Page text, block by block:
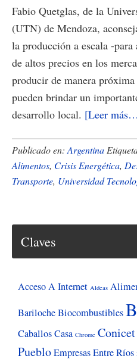
Fabio Quetglas, de la
(UTN) de Mendoza,
la producción a escala -
de altos precios en los
producir de manera
pueden brindar un
desarrollo local. [Leer
Publicado en: Argentina
Alimentos, Crisis Energética,
Transporte, Universidad
Claves
Acceso A Internet Aldeas
BarilocheBiocombustibles
CaballosCasa Chrome Conicet
PuebloEmpresasEntre Ríos